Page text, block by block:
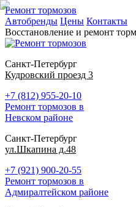
Ремонт тормозов
Автобренды Цены Контакты
Восстановление и ремонт
Санкт-Петербург
Кудровский проезд 3
+7 (812) 955-20-10
Ремонт тормозов в
Невском районе
Санкт-Петербург
ул.Шкапина д.48
+7 (921) 900-20-55
Ремонт тормозов в
Адмиралтейском районе